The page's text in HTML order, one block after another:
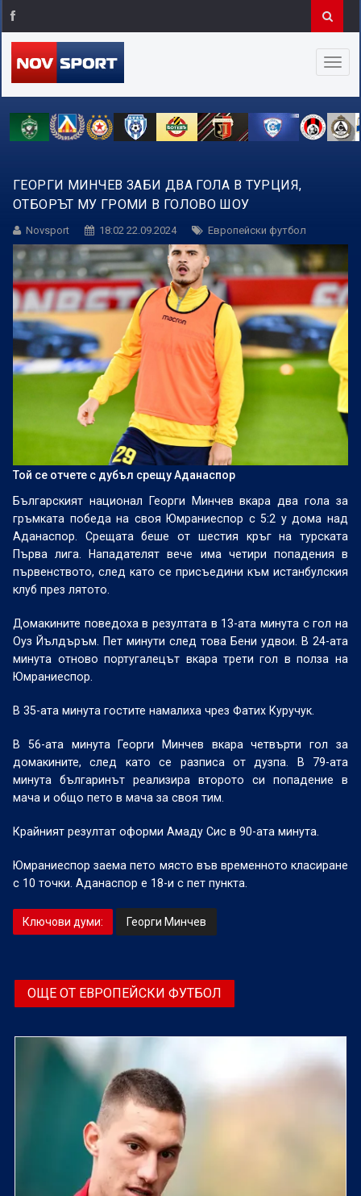
ГЕОРГИ МИНЧЕВ ЗАБИ ДВА ГОЛА В ТУРЦИЯ,
ОТБОРЪТ МУ ГРОМИ В ГОЛОВО ШОУ
Novsport 18:02 22.09.2024 Европейски футбол
Той се отчете с дубъл срещу Аданаспор
Българският национал Георги Минчев вкара два гола за
гръмката победа на своя Юмраниеспор с 5:2 у дома над
Аданаспор. Срещата беше от шестия кръг на турската
Първа лига. Нападателят вече има четири попадения в
първенството, след като се присъедини към истанбулския
клуб през лятото.
Домакините поведоха в резултата в 13-ата минута с гол на
Оуз Йълдъръм. Пет минути след това Бени удвои. В 24-ата
минута отново португалецът вкара трети гол в полза на
Юмраниеспор.
В 35-ата минута гостите намалиха чрез Фатих Куручук.
В 56-ата минута Георги Минчев вкара четвърти гол за
домакините, след като се разписа от дузпа. В 79-ата
минута българинът реализира второто си попадение в
мача и общо пето в мача за своя тим.
Крайният резултат оформи Амаду Сис в 90-ата минута.
Юмраниеспор заема пето място във временното класиране
с 10 точки. Аданаспор е 18-и с пет пункта.
Ключови думи: Георги Минчев
ОЩЕ ОТ ЕВРОПЕЙСКИ ФУТБОЛ